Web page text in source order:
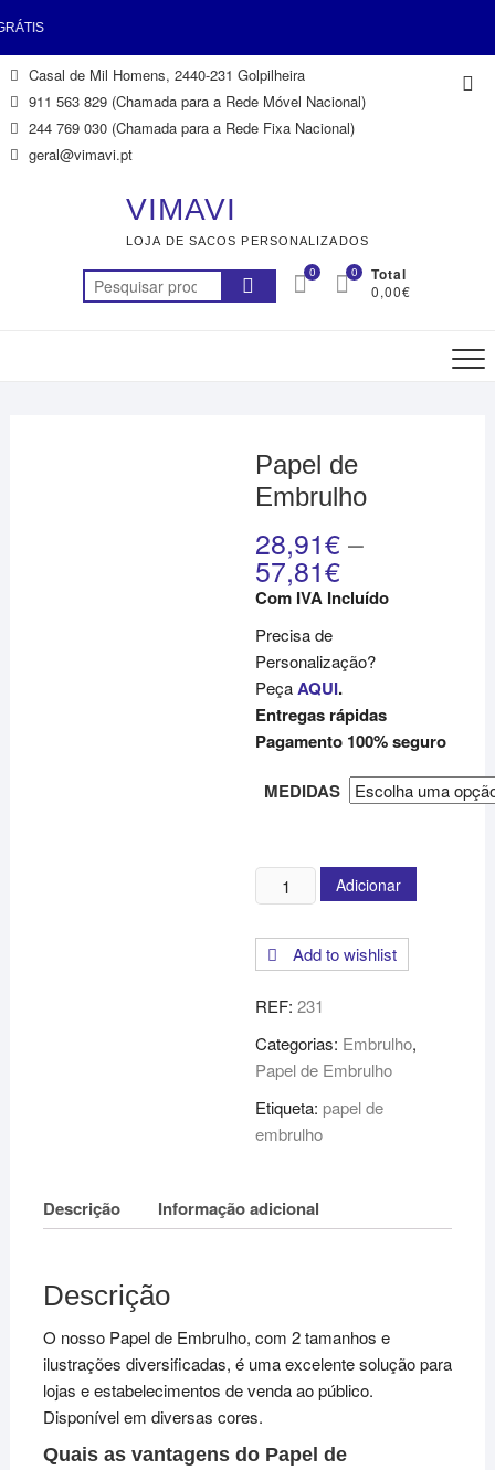
>
Skip
to
content
Casal de Mil Homens, 2440-231 Golpilheira
911 563 829 (Chamada para a Rede Móvel Nacional)
244 769 030 (Chamada para a Rede Fixa Nacional)
geral@vimavi.pt
VIMAVI
LOJA DE SACOS PERSONALIZADOS
Pesquisar
por:
0 Total
0,00€
0
Papel de
Embrulho
28,91€–
57,81€
Com IVA Incluído
Precisa de
Personalização?
Peça AQUI.
Entregas rápidas
Pagamento 100% seguro
MEDIDAS
Quantidade
de
de
Adicionar
Add to wishlist
REF:231
Categorias: Embrulho,
Papel de Embrulho
Etiqueta: papel de
embrulho
Descrição Informação adicional
Descrição
O nosso Papel de Embrulho, com 2 tamanhos e
ilustrações diversificadas, é uma excelente solução para
lojas e estabelecimentos de venda ao público.
Disponível em diversas cores.
Quais as vantagens do Papel de